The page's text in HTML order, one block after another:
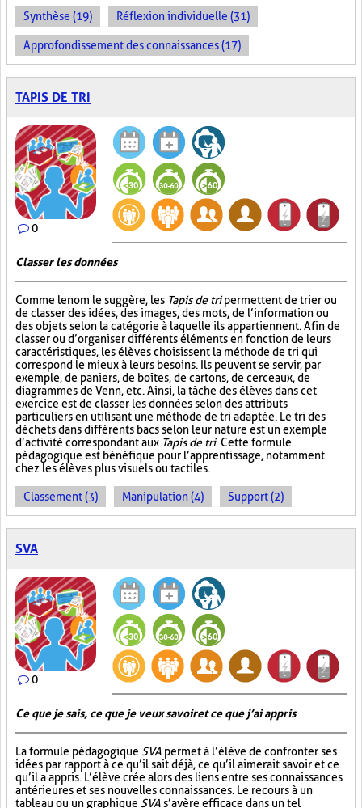
Synthèse (19) Réflexion individuelle (31)
Approfondissement des connaissances (17)
TAPIS DE TRI
0
Classer les données
Comme le nom le suggère, les Tapis de tripermettent de trier ou
de classer des idées, des images, des mots, de l’information ou
des objets selon la catégorie à laquelle ils appartiennent. Afin de
classer ou d’organiser différents éléments en fonction de leurs
caractéristiques, les élèves choisissent la méthode de tri qui
correspond le mieux à leurs besoins. Ils peuvent se servir, par
exemple, de paniers, de boîtes, de cartons, de cerceaux, de
diagrammes de Venn, etc. Ainsi, la tâche des élèves dans cet
exercice est de classer les données selon des attributs
particuliers en utilisant une méthode de tri adaptée. Le tri des
déchets dans différents bacs selon leur nature est un exemple
d’activité correspondant aux Tapis de tri. Cette formule
pédagogique est bénéfique pour l’apprentissage, notamment
chez les élèves plus visuels ou tactiles.
Classement (3) Manipulation (4) Support (2)
SVA
0
Ce que je sais, ce que je veux savoir et ce que j’ai appris
La formule pédagogique SVA permet à l’élève de confronter ses
idées par rapport à ce qu’il sait déjà, ce qu’il aimerait savoir et ce
qu’il a appris. L’élève crée alors des liens entre ses connaissances
antérieures et ses nouvelles connaissances. Le recours à un
tableau ou un graphique SVA s’avère efficace dans un tel